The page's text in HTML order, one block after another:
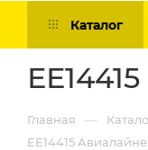
Каталог
Главная —
ЕЕ14415